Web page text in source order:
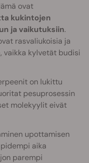
ovat
kukintojen
ja vaikutuksiin.
rasvaliukoisia ja
vaikka kylvetät budisi
on lukittu
pesuprosessin
molekyylit eivät
upottamisen
aika
parempi